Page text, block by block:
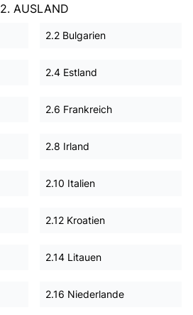
2. AUSLAND
2.2 Bulgarien
2.4 Estland
2.6 Frankreich
2.8 Irland
2.10 Italien
2.12 Kroatien
2.14 Litauen
2.16 Niederlande